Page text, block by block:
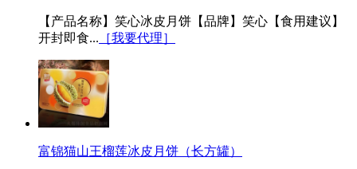
【产品名称】笑心冰皮月饼【品牌】笑心【食用建议】
开封即食... ［我要代理］
富锦猫山王榴莲冰皮月饼（长方罐）